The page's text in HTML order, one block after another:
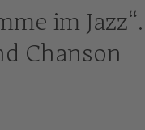
im Jazz“.
Chanson